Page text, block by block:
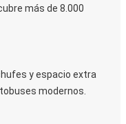
más de 8.000
y espacio extra
modernos.